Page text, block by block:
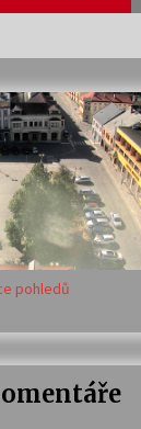
ploty
pohledů